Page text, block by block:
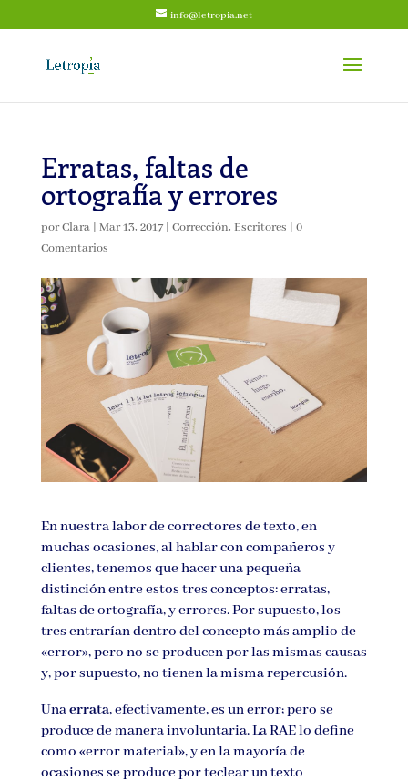
info@letropia.net
Erratas, faltas de
ortografía y errores
porClara| Mar 13, 2017| Corrección, Escritores | 0
Comentarios
En nuestra labor de correctores de texto, en
muchas ocasiones, al hablar con compañeros y
clientes, tenemos que hacer una pequeña
distinción entre estos tres conceptos: erratas,
faltas de ortografía, y errores. Por supuesto, los
tres entrarían dentro del concepto más amplio de
«error», pero no se producen por las mismas causas
y, por supuesto, no tienen la misma repercusión.
Unaerrata, efectivamente, es un error; pero se
produce de manera involuntaria. La RAE lo define
como «error material», y en la mayoría de
ocasiones se produce por teclear un texto